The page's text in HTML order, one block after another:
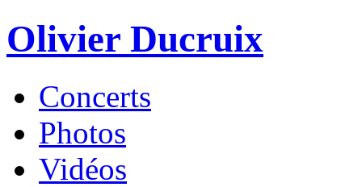
Olivier Ducruix
Concerts
Photos
Vidéos